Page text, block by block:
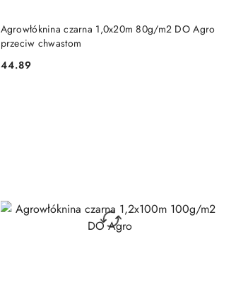
Agrowłóknina czarna 1,0x20m 80g/m2 DO Agro
przeciw chwastom
Cena:
44.89
DO KOSZYKA